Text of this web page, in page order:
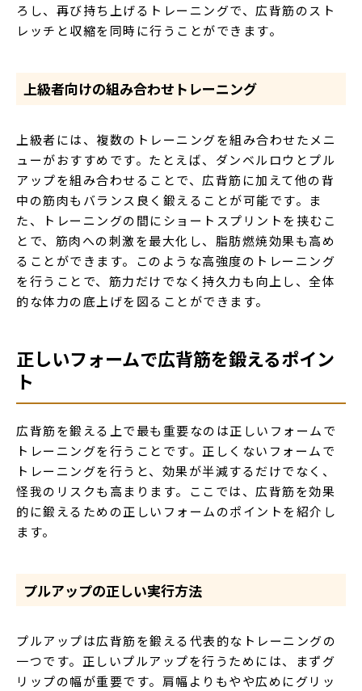
ろし、再び持ち上げるトレーニングで、広背筋のスト
レッチと収縮を同時に行うことができます。
上級者向けの組み合わせトレーニング
上級者には、複数のトレーニングを組み合わせたメニ
ューがおすすめです。たとえば、ダンベルロウとプル
アップを組み合わせることで、広背筋に加えて他の背
中の筋肉もバランス良く鍛えることが可能です。ま
た、トレーニングの間にショートスプリントを挟むこ
とで、筋肉への刺激を最大化し、脂肪燃焼効果も高め
ることができます。このような高強度のトレーニング
を行うことで、筋力だけでなく持久力も向上し、全体
的な体力の底上げを図ることができます。
正しいフォームで広背筋を鍛えるポイン
ト
広背筋を鍛える上で最も重要なのは正しいフォームで
トレーニングを行うことです。正しくないフォームで
トレーニングを行うと、効果が半減するだけでなく、
怪我のリスクも高まります。ここでは、広背筋を効果
的に鍛えるための正しいフォームのポイントを紹介し
ます。
プルアップの正しい実行方法
プルアップは広背筋を鍛える代表的なトレーニングの
一つです。正しいプルアップを行うためには、まずグ
リップの幅が重要です。肩幅よりもやや広めにグリッ